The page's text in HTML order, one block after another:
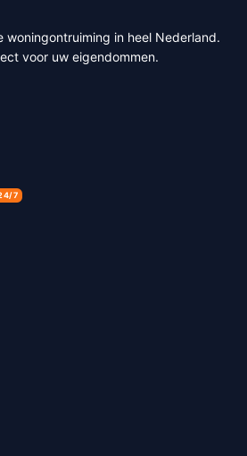
woningontruiming in heel Nederland.
voor uw eigendommen.
7